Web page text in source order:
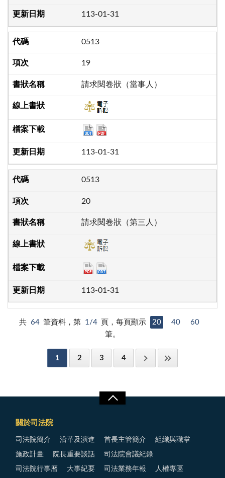
113-01-31
0513
19
請求閱卷狀（當事人）
113-01-31
0513
20
請求閱卷狀（第三人）
113-01-31
共 64 筆資料，第 1/4 頁，每頁顯示 20 40
60
筆。
1 2 3 4
關於司法院
司法院簡介 沿革及演進 首長主管簡介 組織與職掌
施政計畫 院長重要談話 司法院會議紀錄
司法院行事曆 大事紀要 司法業務年報 人權專區